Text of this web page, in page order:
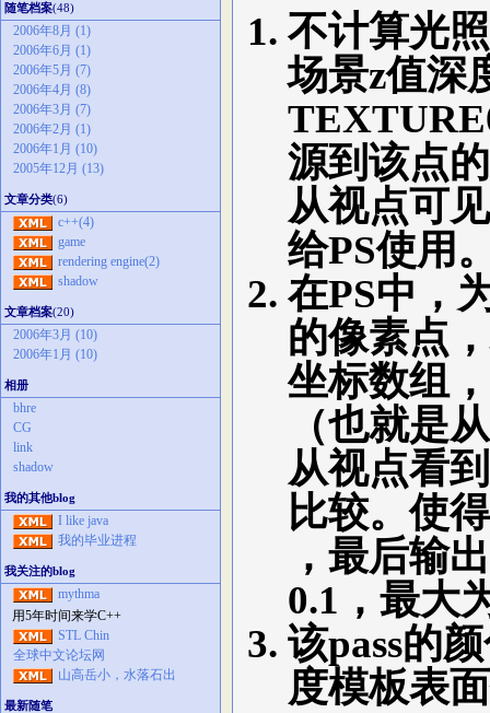
随笔档案(48)
2006年8月 (1)
2006年6月 (1)
2006年5月 (7)
2006年4月 (8)
2006年3月 (7)
2006年2月 (1)
2006年1月 (10)
2005年12月 (13)
文章分类(6)
c++(4)
game
rendering engine(2)
shadow
文章档案(20)
2006年3月 (10)
2006年1月 (10)
相册
bhre
CG
link
shadow
我的其他blog
I like java
我的毕业进程
我关注的blog
mythma
用5年时间来学C++
STL Chin
全球中文论坛网
山高岳小，水落石出
最新随笔
不计算光
场景z值深
源到该点
从视点可
给PS使用
在PS中，
的像素点
坐标数组
（也就是
从视点看
比较。使
，最后输
0.1，最大
该pass的
度模板表